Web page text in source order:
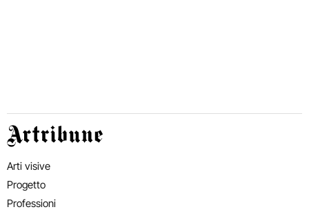
Artribune
Arti visive
Progetto
Professioni